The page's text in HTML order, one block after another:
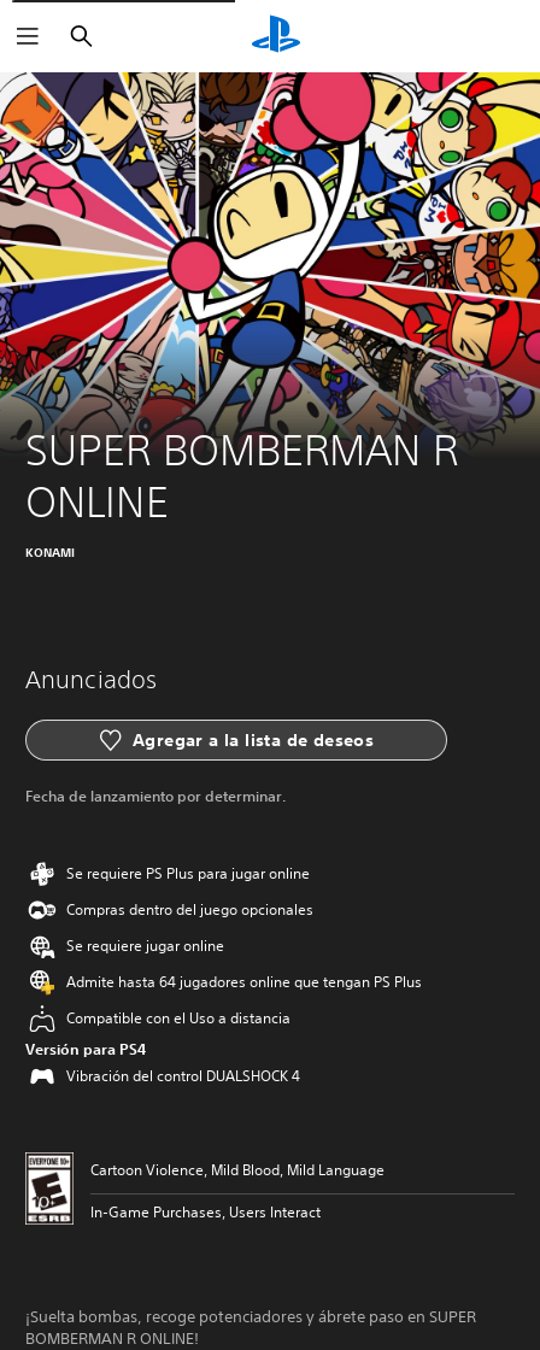
Buscar
SUPER BOMBERMAN R
ONLINE
KONAMI
Anunciados
Agregar a la lista de deseos
Fecha de lanzamiento por determinar.
Se requiere PS Plus para jugar online
Compras dentro del juego opcionales
Se requiere jugar online
Admite hasta 64 jugadores online que tengan PS Plus
Compatible con el Uso a distancia
Versión para PS4
Vibración del control DUALSHOCK 4
Cartoon Violence, Mild Blood, Mild Language
In-Game Purchases, Users Interact
¡Suelta bombas, recoge potenciadores y ábrete paso en SUPER
BOMBERMAN R ONLINE!